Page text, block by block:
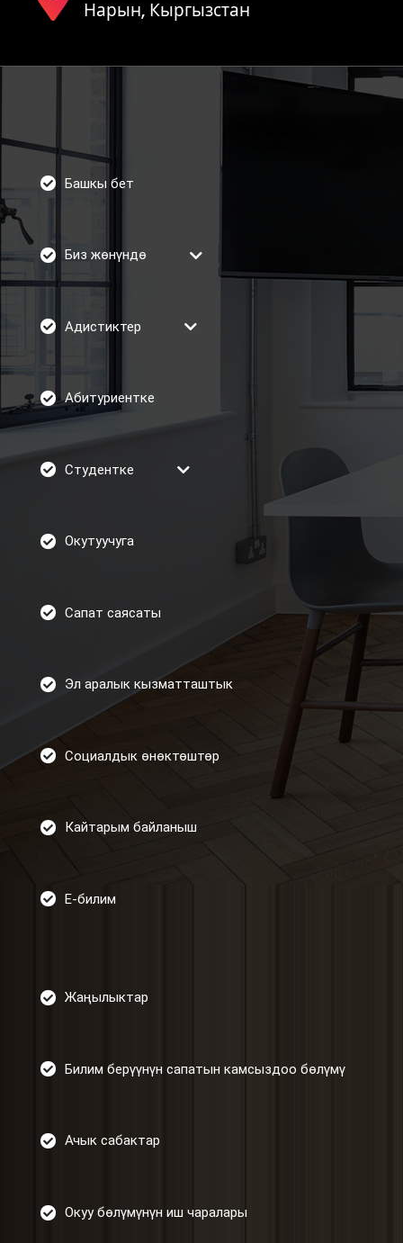
Нарын, Кыргызстан
Башкы бет
Биз жөнүндө
Адистиктер
Абитуриентке
Студентке
Окутуучуга
Сапат саясаты
Эл аралык кызматташтык
Социалдык өнөктөштөр
Кайтарым байланыш
Е-билим
Жаңылыктар
Билим берүүнүн сапатын камсыздоо бөлүмү
Ачык сабактар
Окуу бөлүмүнүн иш чаралары